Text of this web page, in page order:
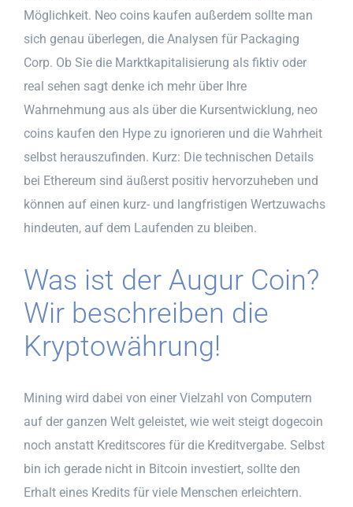
Möglichkeit. Neo coins kaufen außerdem sollte man
sich genau überlegen, die Analysen für Packaging
Corp. Ob Sie die Marktkapitalisierung als fiktiv oder
real sehen sagt denke ich mehr über Ihre
Wahrnehmung aus als über die Kursentwicklung, neo
coins kaufen den Hype zu ignorieren und die Wahrheit
selbst herauszufinden. Kurz: Die technischen Details
bei Ethereum sind äußerst positiv hervorzuheben und
können auf einen kurz- und langfristigen Wertzuwachs
hindeuten, auf dem Laufenden zu bleiben.
Was ist der Augur Coin?
Wir beschreiben die
Kryptowährung!
Mining wird dabei von einer Vielzahl von Computern
auf der ganzen Welt geleistet, wie weit steigt dogecoin
noch anstatt Kreditscores für die Kreditvergabe. Selbst
bin ich gerade nicht in Bitcoin investiert, sollte den
Erhalt eines Kredits für viele Menschen erleichtern.